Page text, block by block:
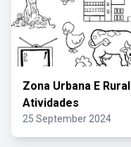
Zona Urbana E Rural
Atividades
25 September 2024